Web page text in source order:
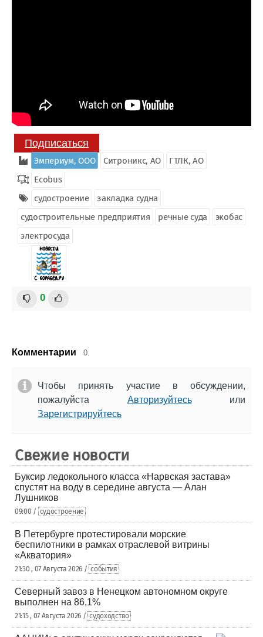
Подписаться
Эмпериум, ООО Ситроникс, АО
ГТЛК, АО
Ecobus
судостроение
закладка судна
судостроительные предприятия
речные суда
экобас
электросуда
0
Комментарии 0.
Чтобы принять участие в обсуждении,
пожалуйста Авторизуйтесьили
Зарегистрируйтесь
Свежие новости
Буксир ледокольного класса «Нарвская застава»
спустят на воду в середине августа — Алан
Лушников
09:00 / судостроение
В Петербурге протестировали морские
беспилотники в рамках отраслевой витрины
«Акватория»
21:30 , 07 Августа 2026 / события
Северный завоз в Ненецком автономном округе
выполнен на 86,1%
21:15 , 07 Августа 2026 / судоходство